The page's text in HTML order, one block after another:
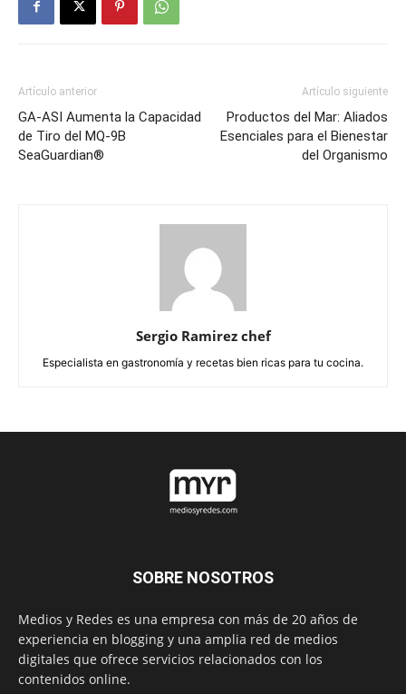
Artículo anterior
GA-ASI Aumenta la Capacidad
de Tiro del MQ-9B
SeaGuardian®
Artículo siguiente
Productos del Mar: Aliados
Esenciales para el Bienestar
del Organismo
Sergio Ramirez chef
Especialista en gastronomía y recetas bien ricas para tu cocina.
SOBRE NOSOTROS
Medios y Redes es una empresa con más de 20 años de
experiencia en blogging y una amplia red de medios
digitales que ofrece servicios relacionados con los
contenidos online.